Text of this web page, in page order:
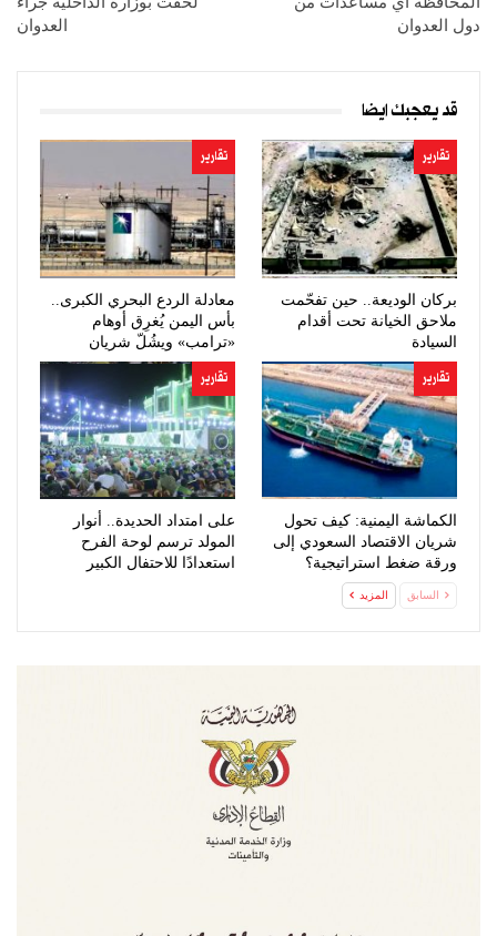
دول العدوان
العدوان
قد يعجبك ايضا
تقارير
بركان الوديعة.. حين تفحّمت
ملاحق الخيانة تحت أقدام
السيادة
تقارير
معادلة الردع البحري الكبرى..
بأس اليمن يُغرِق أوهام
«ترامب» ويشُلّ شريان
النفط…
تقارير
الكماشة اليمنية: كيف تحول
شريان الاقتصاد السعودي إلى
ورقة ضغط استراتيجية؟
تقارير
على امتداد الحديدة.. أنوار
المولد ترسم لوحة الفرح
استعدادًا للاحتفال الكبير
السابق المزيد